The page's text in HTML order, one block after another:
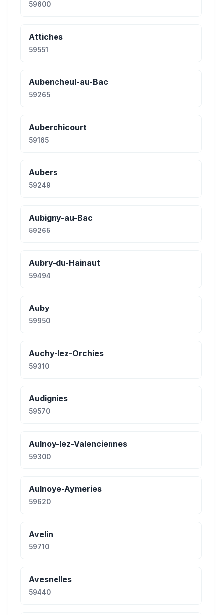
59600
Attiches
59551
Aubencheul-au-Bac
59265
Auberchicourt
59165
Aubers
59249
Aubigny-au-Bac
59265
Aubry-du-Hainaut
59494
Auby
59950
Auchy-lez-Orchies
59310
Audignies
59570
Aulnoy-lez-Valenciennes
59300
Aulnoye-Aymeries
59620
Avelin
59710
Avesnelles
59440